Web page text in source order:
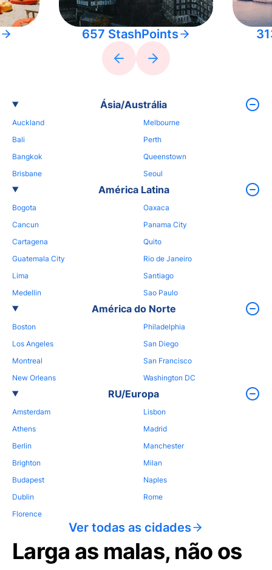
657 StashPoints
Ásia/Austrália
Auckland
Bali
Bangkok
Brisbane
Melbourne
Perth
Queenstown
Seoul
América Latina
Bogota
Cancun
Cartagena
Guatemala City
Lima
Medellin
Oaxaca
Panama City
Quito
Rio de Janeiro
Santiago
Sao Paulo
América do Norte
Boston
Los Angeles
Montreal
New Orleans
Philadelphia
San Diego
San Francisco
Washington DC
RU/Europa
Amsterdam
Athens
Berlin
Brighton
Budapest
Dublin
Florence
Lisbon
Madrid
Manchester
Milan
Naples
Rome
Ver todas as cidades
Larga as malas, não os